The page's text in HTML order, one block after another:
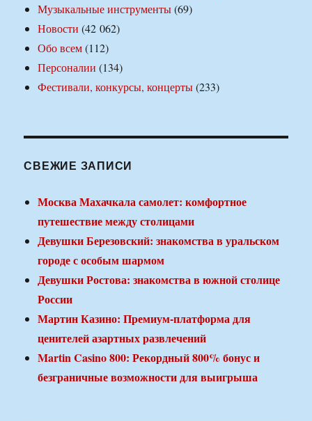
Музыкальные инструменты(69)
Новости (42 062)
Обо всем(112)
Персоналии (134)
Фестивали, конкурсы, концерты(233)
СВЕЖИЕ ЗАПИСИ
Москва Махачкала самолет: комфортное
путешествие между столицами
Девушки Березовский: знакомства в уральском
городе с особым шармом
Девушки Ростова: знакомства в южной столице
России
Мартин Казино: Премиум-платформа для
ценителей азартных развлечений
Martin Casino 800: Рекордный 800% бонус и
безграничные возможности для выигрыша